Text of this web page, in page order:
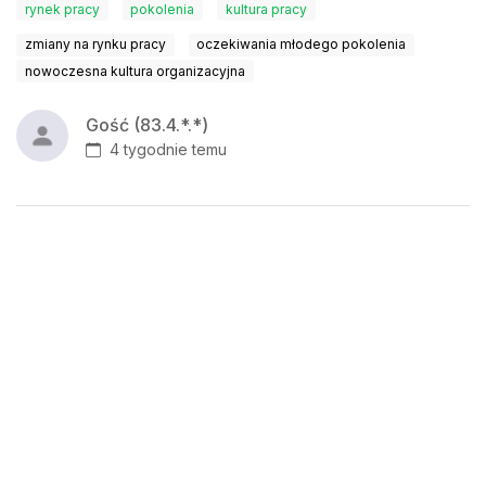
rynek pracy pokolenia kultura pracy
zmiany na rynku pracy
oczekiwania młodego pokolenia
nowoczesna kultura organizacyjna
Gość (83.4.*.*)
4 tygodnie temu